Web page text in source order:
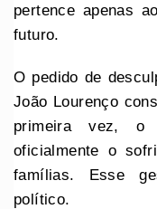
pertence apenas
futuro.
O pedido de
João Lourenço
primeira vez, o
oficialmente o
famílias. Esse
político.